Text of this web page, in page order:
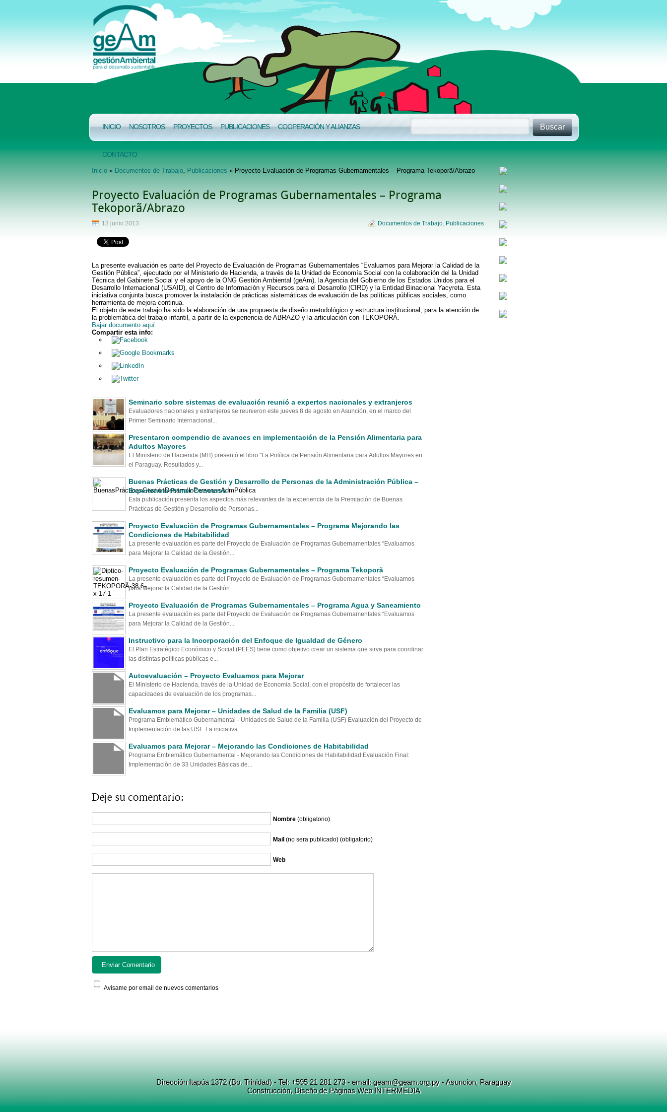
INICIO NOSOTROS PROYECTOS PUBLICACIONES COOPERACIÓN Y ALIANZAS
CONTACTO
Inicio» Documentos de Trabajo, Publicaciones » Proyecto Evaluación de Programas Gubernamentales – Programa Tekoporã/Abrazo
Proyecto Evaluación de Programas Gubernamentales – Programa
Tekoporã/Abrazo
13 junio 2013 Documentos de Trabajo, Publicaciones
La presente evaluación es parte del Proyecto de Evaluación de Programas Gubernamentales “Evaluamos para Mejorar la Calidad de la
Gestión Pública”, ejecutado por el Ministerio de Hacienda, a través de la Unidad de Economía Social con la colaboración del la Unidad
Técnica del Gabinete Social y el apoyo de la ONG Gestión Ambiental (geAm), la Agencia del Gobierno de los Estados Unidos para el
Desarrollo Internacional (USAID), el Centro de Información y Recursos para el Desarrollo (CIRD) y la Entidad Binacional Yacyreta. Esta
iniciativa conjunta busca promover la instalación de prácticas sistemáticas de evaluación de las políticas públicas sociales, como
herramienta de mejora continua.
El objeto de este trabajo ha sido la elaboración de una propuesta de diseño metodológico y estructura institucional, para la atención de
la problemática del trabajo infantil, a partir de la experiencia de ABRAZO y la articulación con TEKOPORÂ.
Bajar documento aquí
Compartir esta info:
Seminario sobre sistemas de evaluación reunió a expertos nacionales y extranjeros
Evaluadores nacionales y extranjeros se reunieron este jueves 8 de agosto en Asunción, en el marco del
Primer Seminario Internacional...
Presentaron compendio de avances en implementación de la Pensión Alimentaria para
Adultos Mayores
El Ministerio de Hacienda (MH) presentó el libro "La Política de Pensión Alimentaria para Adultos Mayores en
el Paraguay. Resultados y...
Buenas Prácticas de Gestión y Desarrollo de Personas de la Administración Pública –
Experiencia Primer Concurso
Esta publicación presenta los aspectos más relevantes de la experiencia de la Premiación de Buenas
Prácticas de Gestión y Desarrollo de Personas...
Proyecto Evaluación de Programas Gubernamentales – Programa Mejorando las
Condiciones de Habitabilidad
La presente evaluación es parte del Proyecto de Evaluación de Programas Gubernamentales “Evaluamos
para Mejorar la Calidad de la Gestión...
Proyecto Evaluación de Programas Gubernamentales – Programa Tekoporã
La presente evaluación es parte del Proyecto de Evaluación de Programas Gubernamentales “Evaluamos
para Mejorar la Calidad de la Gestión...
Proyecto Evaluación de Programas Gubernamentales – Programa Agua y Saneamiento
La presente evaluación es parte del Proyecto de Evaluación de Programas Gubernamentales “Evaluamos
para Mejorar la Calidad de la Gestión...
Instructivo para la Incorporación del Enfoque de Igualdad de Género
El Plan Estratégico Económico y Social (PEES) tiene como objetivo crear un sistema que sirva para coordinar
las distintas políticas públicas e...
Autoevaluación – Proyecto Evaluamos para Mejorar
El Ministerio de Hacienda, través de la Unidad de Economía Social, con el propósito de fortalecer las
capacidades de evaluación de los programas...
Evaluamos para Mejorar – Unidades de Salud de la Familia (USF)
Programa Emblemático Gubernamental - Unidades de Salud de la Familia (USF) Evaluación del Proyecto de
Implementación de las USF. La iniciativa...
Evaluamos para Mejorar – Mejorando las Condiciones de Habitabilidad
Programa Emblemático Gubernamental - Mejorando las Condiciones de Habitabilidad Evaluación Final:
Implementación de 33 Unidades Básicas de...
Deje su comentario:
Nombre(obligatorio)
Mail(no sera publicado) (obligatorio)
Web
Avísame por email de nuevos comentarios
Dirección Itapúa 1372 (Bo. Trinidad) - Tel: +595 21 281 273 - email: geam@geam.org.py - Asuncion, Paraguay
Construcción, DiseñodePáginas Web INTERMEDIA